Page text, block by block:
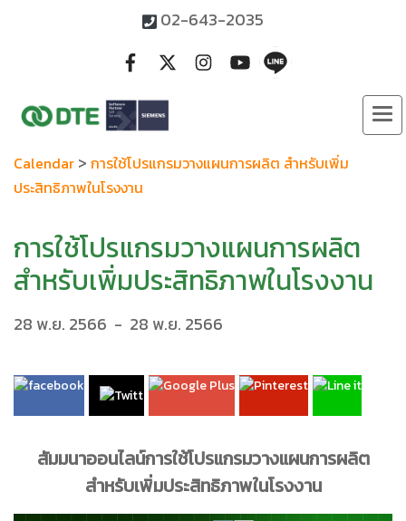
02-643-2035
Calendar > การใช้โปรแกรมวางแผนการผลิต สำหรับเพิ่ม
ประสิทธิภาพในโรงงาน
การใช้โปรแกรมวางแผนการผลิต
สำหรับเพิ่มประสิทธิภาพในโรงงาน
28 พ.ย. 2566 - 28 พ.ย. 2566
สัมมนาออนไลน์การใช้โปรแกรมวางแผนการผลิต
สำหรับเพิ่มประสิทธิภาพในโรงงาน